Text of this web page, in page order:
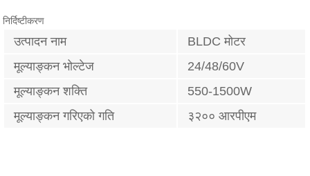
निर्दिष्टीकरण
उत्पादन नाम
BLDC मोटर
मूल्याङ्कन भोल्टेज
24/48/60V
मूल्याङ्कन शक्ति
550-1500W
मूल्याङ्कन गरिएको गति
३२०० आरपीएम